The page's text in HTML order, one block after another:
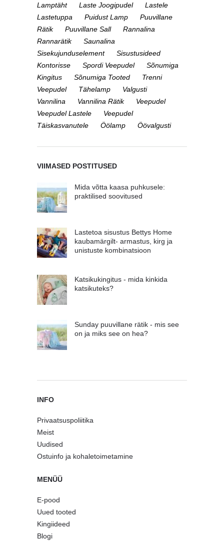
Lamptäht
Laste Joogipudel
Lastele
Lastetuppa
Puidust Lamp
Puuvillane
Rätik
Puuvillane Sall
Rannalina
Rannarätik
Saunalina
Sisekujunduselement
Sisustusideed
Kontorisse
Spordi Veepudel
Sõnumiga
Kingitus
Sõnumiga Tooted
Trenni
Veepudel
Tähelamp
Valgusti
Vannilina
Vannilina Rätik
Veepudel
Veepudel Lastele
Veepudel
Täiskasvanutele
Öölamp Öövalgusti
VIIMASED POSTITUSED
Mida võtta kaasa puhkusele:
praktilised soovitused
Lastetoa sisustus Bettys Home
kaubamärgilt- armastus, kirg ja
unistuste kombinatsioon
Katsikukingitus - mida kinkida
katsikuteks?
Sunday puuvillane rätik - mis see
on ja miks see on hea?
INFO
Privaatsuspoliitika
Meist
Uudised
Ostuinfo ja kohaletoimetamine
MENÜÜ
E-pood
Uued tooted
Kingiideed
Blogi